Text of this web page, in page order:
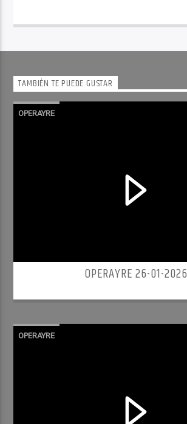
TAMBIÉN TE PUEDE GUSTAR
OPERAYRE
OPERAYRE 26-01-2026
OPERAYRE